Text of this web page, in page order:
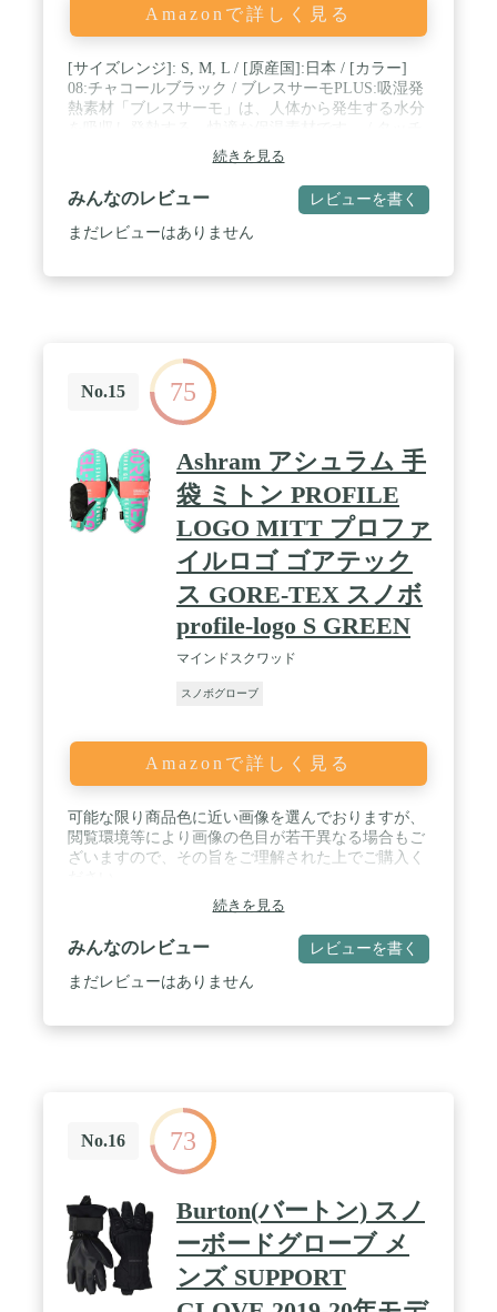
Amazonで詳しく見る
[サイズレンジ]: S, M, L / [原産国]:日本 / [カラー]
08:チャコールブラック / ブレスサーモPLUS:吸湿発
熱素材「ブレスサーモ」は、人体から発生する水分
続きを見る
みんなのレビュー レビューを書く
まだレビューはありません
No.15 75
Ashram アシュラム 手
袋 ミトン PROFILE
LOGO MITT プロファ
イルロゴ ゴアテック
ス GORE-TEX スノボ
profile-logo S GREEN
マインドスクワッド
スノボグローブ
Amazonで詳しく見る
可能な限り商品色に近い画像を選んでおりますが、
閲覧環境等により画像の色目が若干異なる場合もご
ざいますので、その旨をご理解された上でご購入く
続きを見る
みんなのレビュー レビューを書く
まだレビューはありません
No.16 73
Burton(バートン) スノ
ーボードグローブ メ
ンズ SUPPORT